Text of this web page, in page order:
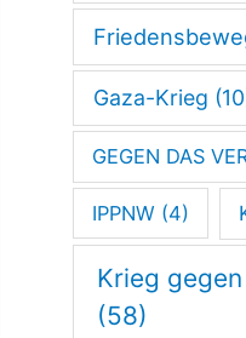
Gaza-Krieg
GEGEN DAS
IPPNW (4)
Krieg
(58)